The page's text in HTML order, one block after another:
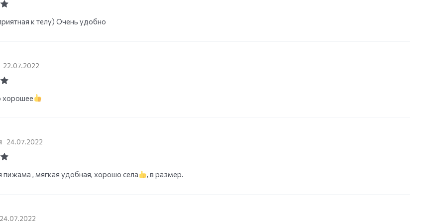
к телу) Очень удобно
22.07.2022
хорошее
24.07.2022
пижама , мягкая удобная, хорошо села , в размер.
24.07.2022